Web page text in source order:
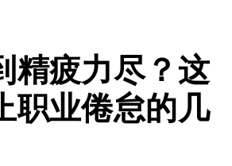
精疲力尽？这
职业倦怠的几